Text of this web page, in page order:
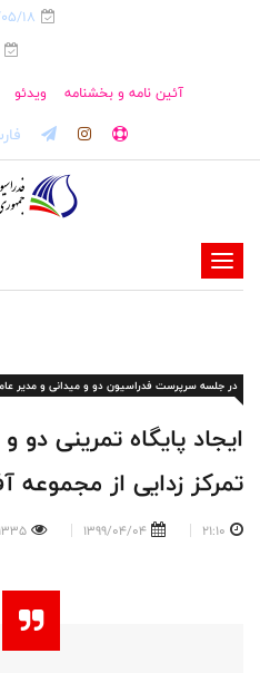
18
آئین نامه و بخشنامه ویدئو
-
-
-
در جلسه سرپرست فدراسیون دو و میدانی و مدیر
ایجاد پایگاه تمرینی
تمرکز زدایی از مجموعه
21:10
1399/04/04